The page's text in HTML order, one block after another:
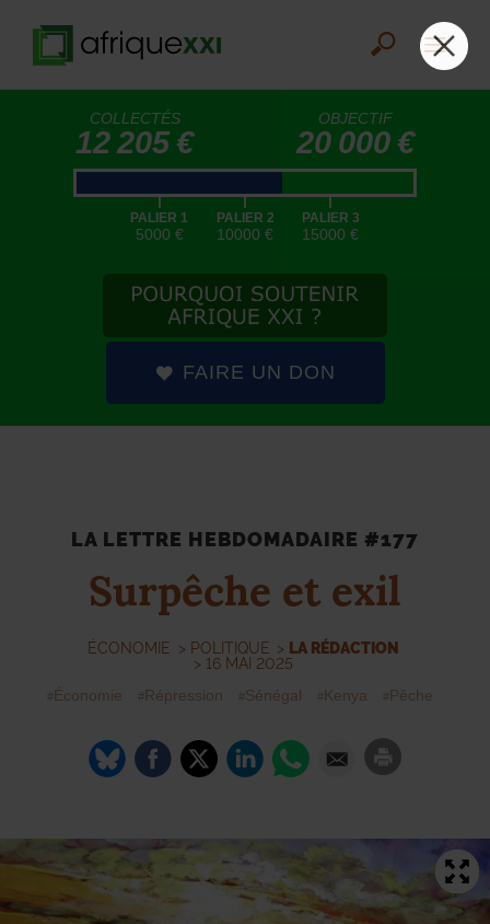
COLLECTÉS
12 205 €
OBJECTIF
20 000 €
|
PALIER 1
5000 €
|
PALIER 2
10000 €
|
PALIER 3
15000 €
FAIRE UN DON
LA LETTRE HEBDOMADAIRE #177
Surpêche et exil
ÉCONOMIE > POLITIQUE > LA RÉDACTION
> 16 MAI 2025
Économie Répression Sénégal Kenya Pêche